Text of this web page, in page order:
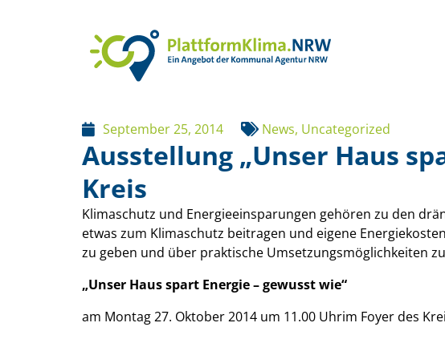
September 25, 2014 News, Uncategorized
Ausstellung „Unser Haus
Kreis
Klimaschutz und Energieeinsparungen gehören zu den
etwas zum Klimaschutz beitragen und eigene
zu geben und über praktische Umsetzungsmöglichkeiten
„Unser Haus spart Energie – gewusst wie“
am Montag 27. Oktober 2014 um 11.00 Uhrim Foyer des